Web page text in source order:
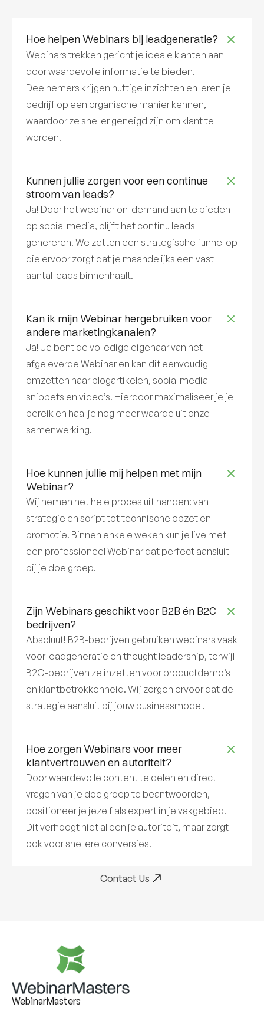
Hoe helpen Webinars bij leadgeneratie?
Webinars trekken gericht je ideale klanten aan
door waardevolle informatie te bieden.
Deelnemers krijgen nuttige inzichten en leren je
bedrijf op een organische manier kennen,
waardoor ze sneller geneigd zijn om klant te
worden.
Kunnen jullie zorgen voor een continue
stroom van leads?
Ja! Door het webinar on-demand aan te bieden
op social media, blijft het continu leads
genereren. We zetten een strategische funnel op
die ervoor zorgt dat je maandelijks een vast
aantal leads binnenhaalt.
Kan ik mijn Webinar hergebruiken voor
andere marketingkanalen?
Ja! Je bent de volledige eigenaar van het
afgeleverde Webinar en kan dit eenvoudig
omzetten naar blogartikelen, social media
snippets en video’s. Hierdoor maximaliseer je je
bereik en haal je nog meer waarde uit onze
samenwerking.
Hoe kunnen jullie mij helpen met mijn
Webinar?
Wij nemen het hele proces uit handen: van
strategie en script tot technische opzet en
promotie. Binnen enkele weken kun je live met
een professioneel Webinar dat perfect aansluit
bij je doelgroep.
Zijn Webinars geschikt voor B2B én B2C
bedrijven?
Absoluut! B2B-bedrijven gebruiken webinars vaak
voor leadgeneratie en thought leadership, terwijl
B2C-bedrijven ze inzetten voor productdemo’s
en klantbetrokkenheid. Wij zorgen ervoor dat de
strategie aansluit bij jouw businessmodel.
Hoe zorgen Webinars voor meer
klantvertrouwen en autoriteit?
Door waardevolle content te delen en direct
vragen van je doelgroep te beantwoorden,
positioneer je jezelf als expert in je vakgebied.
Dit verhoogt niet alleen je autoriteit, maar zorgt
ook voor snellere conversies.
Contact Us
WebinarMasters